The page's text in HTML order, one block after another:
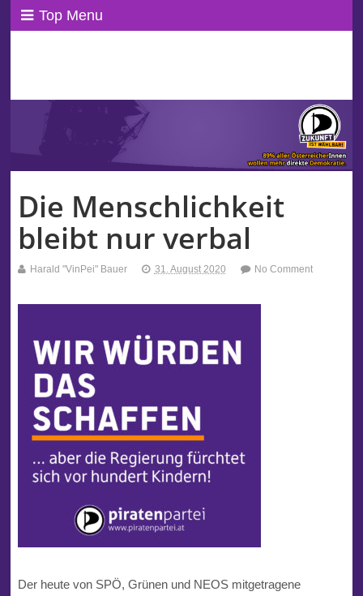
Top Menu
Die Menschlichkeit
bleibt nur verbal
Harald "VinPei" Bauer 31. August 2020 No Comment
Der heute von SPÖ, Grünen und NEOS mitgetragene